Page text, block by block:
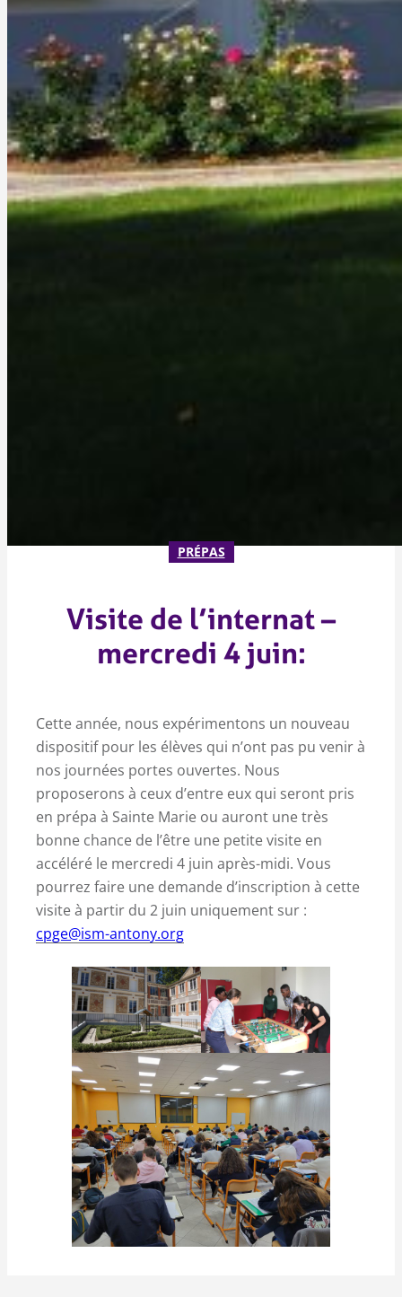
PRÉPAS
Visite de l’internat –
mercredi 4 juin:
Cette année, nous expérimentons un nouveau
dispositif pour les élèves qui n’ont pas pu venir à
nos journées portes ouvertes. Nous
proposerons à ceux d’entre eux qui seront pris
en prépa à Sainte Marie ou auront une très
bonne chance de l’être une petite visite en
accéléré le mercredi 4 juin après-midi. Vous
pourrez faire une demande d’inscription à cette
visite à partir du 2 juin uniquement sur :
cpge@ism-antony.org